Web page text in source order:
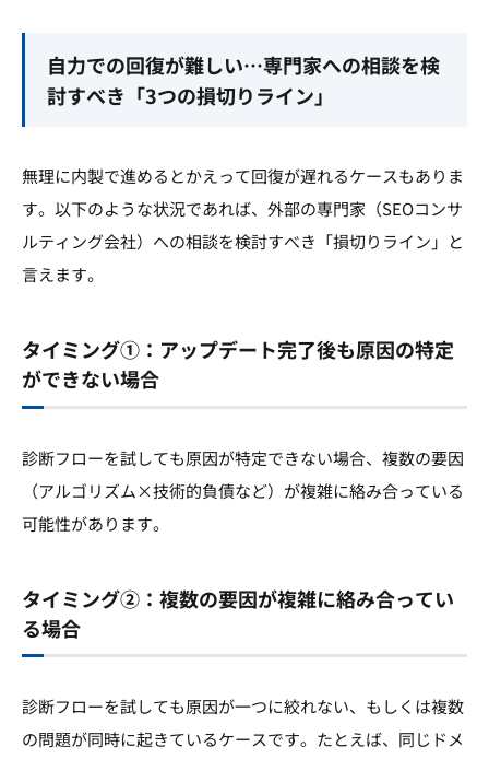
自力での回復が難しい…専門家への相談を検
討すべき「3つの損切りライン」
無理に内製で進めるとかえって回復が遅れるケースもありま
す。以下のような状況であれば、外部の専門家（SEOコンサ
ルティング会社）への相談を検討すべき「損切りライン」と
言えます。
タイミング①：アップデート完了後も原因の特定
ができない場合
診断フローを試しても原因が特定できない場合、複数の要因
（アルゴリズム×技術的負債など）が複雑に絡み合っている
可能性があります。
タイミング②：複数の要因が複雑に絡み合ってい
る場合
診断フローを試しても原因が一つに絞れない、もしくは複数
の問題が同時に起きているケースです。たとえば、同じドメ